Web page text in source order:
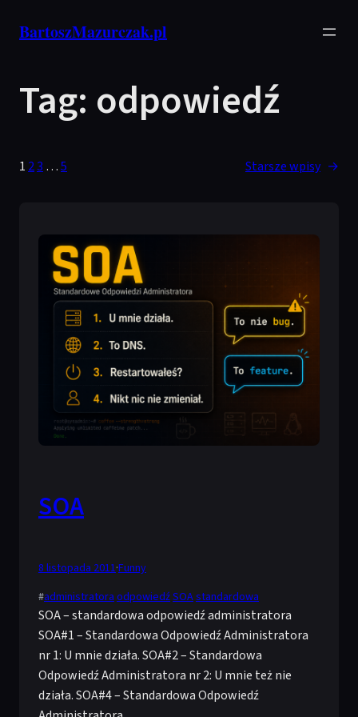
BartoszMazurczak.pl
Tag: odpowiedź
1 23 …5 Starsze wpisy →
SOA
8 listopada 2011·Funny
#administratoraodpowiedźSOAstandardowa
SOA – standardowa odpowiedź administratora
SOA#1 – Standardowa Odpowiedź Administratora
nr 1: U mnie działa. SOA#2 – Standardowa
Odpowiedź Administratora nr 2: U mnie też nie
działa. SOA#4 – Standardowa Odpowiedź